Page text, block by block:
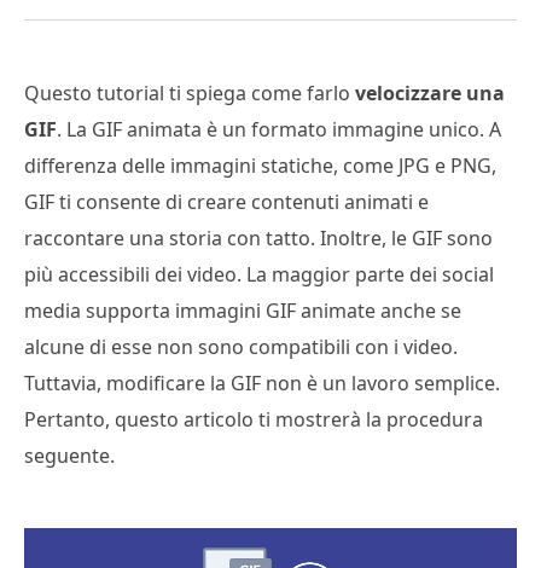
Questo tutorial ti spiega come farlo velocizzare una
GIF. La GIF animata è un formato immagine unico. A
differenza delle immagini statiche, come JPG e PNG,
GIF ti consente di creare contenuti animati e
raccontare una storia con tatto. Inoltre, le GIF sono
più accessibili dei video. La maggior parte dei social
media supporta immagini GIF animate anche se
alcune di esse non sono compatibili con i video.
Tuttavia, modificare la GIF non è un lavoro semplice.
Pertanto, questo articolo ti mostrerà la procedura
seguente.